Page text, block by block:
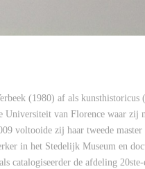
(1980) af als
Universiteit van Florence waar
voltooide zij haar tweede
in het Stedelijk Museum en
catalogiseerder de afdeling